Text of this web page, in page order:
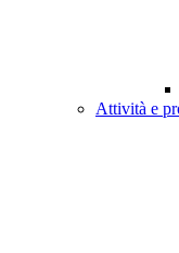
Attività e